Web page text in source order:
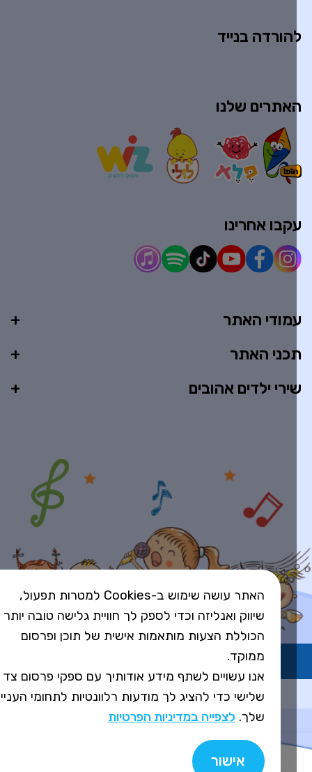
האתר
האתר
ילדים אהובים
בנייד
שלנו
אחרינו
Design&Code by Elevate
האתר עושה שימוש ב-Cookies למטרות תפעול,
שיווק ואנליזה וכדי לספק לך חוויית גלישה טובה יותר
הכוללת הצעות מותאמות אישית של תוכן ופרסום
ממוקד.
אנו עשויים לשתף מידע אודותיך עם ספקי פרסום צד
שלישי כדי להציג לך מודעות רלוונטיות לתחומי העניין
שלך.לצפייה במדיניות הפרטיות
אישור